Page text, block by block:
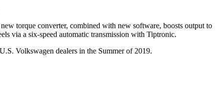
torque converter, combined with new software, boosts output to
via a six-speed automatic transmission with Tiptronic.
Volkswagen dealers in the Summer of 2019.